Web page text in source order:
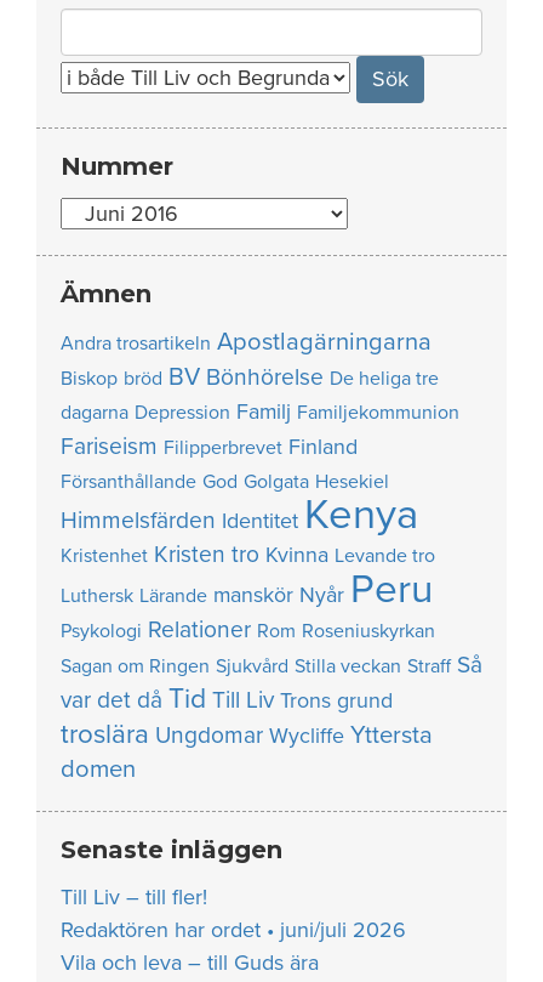
for:
Nummer
Nummer
Ämnen
Andra trosartikeln Apostlagärningarna
Biskop bröd BV Bönhörelse De heliga tre
dagarna Depression Familj Familjekommunion
Fariseism Filipperbrevet Finland
Försanthållande God Golgata Hesekiel
Himmelsfärden Identitet Kenya
Kristenhet Kristen tro Kvinna Levande tro
Luthersk Lärande manskör Nyår Peru
Psykologi Relationer Rom Roseniuskyrkan
Sagan om Ringen Sjukvård Stilla veckan Straff Så
var det då Tid Till Liv Trons grund
troslära Ungdomar Wycliffe Yttersta
domen
Senaste inläggen
Till Liv – till fler!
Redaktören har ordet • juni/juli 2026
Vila och leva – till Guds ära